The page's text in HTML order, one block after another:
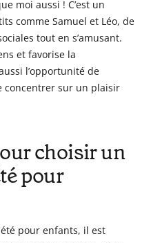
moi aussi ! C’est un
comme Samuel et Léo, de
tout en s’amusant.
et favorise la
l’opportunité de
concentrer sur un plaisir
choisir un
pour
pour enfants, il est